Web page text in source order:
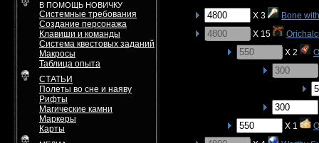
В ПОМОЩЬ НОВИЧКУ
Системные требования
Создание персонажа
Клавиши и команды
Система квестовых заданий
Макросы
Таблица опыта
СТАТЬИ
Полеты во сне и наяву
Рифты
Магические камни
Маркеры
Карты
X 3
Bone
X 15
X 2
X 1